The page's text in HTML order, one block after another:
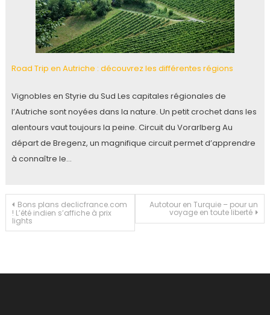
Road Trip en Autriche : découvrez les différentes régions
Vignobles en Styrie du Sud Les capitales régionales de
l’Autriche sont noyées dans la nature. Un petit crochet dans les
alentours vaut toujours la peine. Circuit du Vorarlberg Au
départ de Bregenz, un magnifique circuit permet d’apprendre
à connaître le…
Navigation
de
Bons plans declicfrance.com
! L’été indien s’affiche à prix
lights
Autotour en Turquie – pour un
voyage en toute liberté